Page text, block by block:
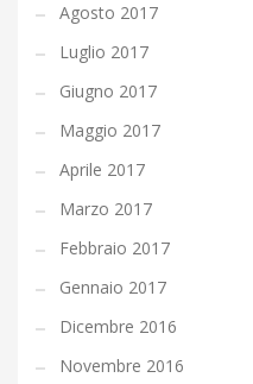
Agosto 2017
Luglio 2017
Giugno 2017
Maggio 2017
Aprile 2017
Marzo 2017
Febbraio 2017
Gennaio 2017
Dicembre 2016
Novembre 2016